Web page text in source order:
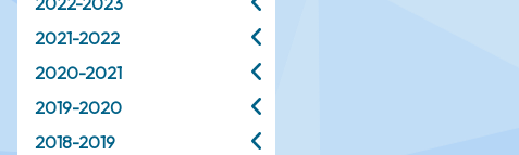
2021-2022
2020-2021
2019-2020
2018-2019